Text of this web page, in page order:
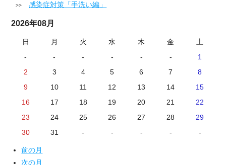
感染症対策「手洗い編」
2026年08月
日 月 火 水 木 金
土
-
- - - - -
1
2
3 4 5 6 7
8
9
10 11 12 13 14
15
16
17 18 19 20 21
22
23
24 25 26 27 28
29
30
31 - - - - -
前の月
次の月